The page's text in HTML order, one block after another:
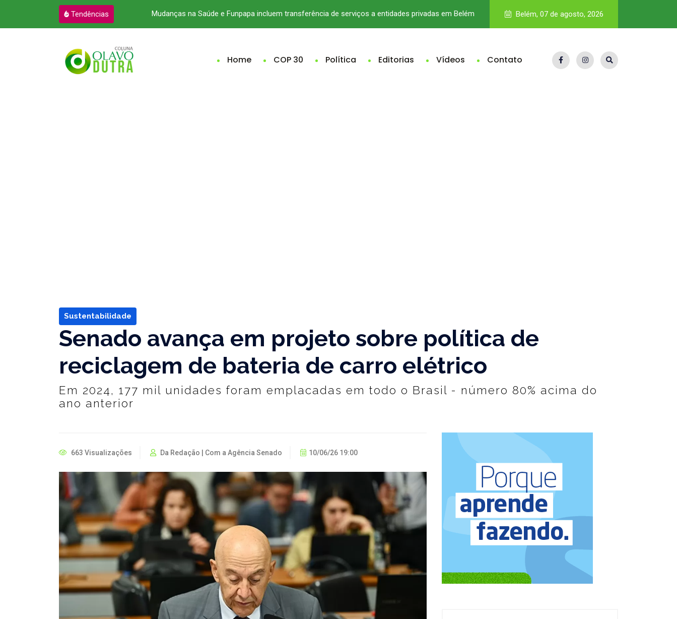
Tendências
à advocacia no Pará Mudanças na Saúde e Funpapa incluem transferência de serviços a entidades privadas em Belém Vale nega dívida bilionária de royalties; Pará teria direito a
Belém, 07 de agosto, 2026
Home COP 30 Política Editorias Vídeos Contato
Sustentabilidade
Senado avança em projeto sobre política de
reciclagem de bateria de carro elétrico
Em 2024, 177 mil unidades foram emplacadas em todo o Brasil - número 80% acima do
ano anterior
663 Visualizações Da Redação | Com a Agência Senado 10/06/26 19:00